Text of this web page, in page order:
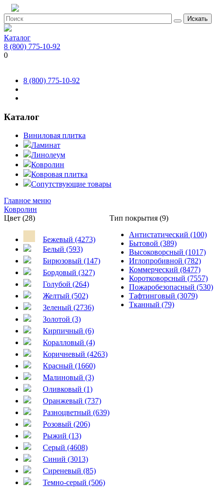
Искать
Каталог
8 (800) 775-10-92
0
8 (800) 775-10-92
Каталог
Виниловая плитка
Ламинат
Линолеум
Ковролин
Ковровая плитка
Сопутствующие товары
Главное меню
Ковролин
Цвет (28)
Бежевый (4273)
Белый (593)
Бирюзовый (147)
Бордовый (327)
Голубой (264)
Желтый (502)
Зеленый (2736)
Золотой (3)
Кирпичный (6)
Коралловый (4)
Коричневый (4263)
Красный (1660)
Малиновый (3)
Оливковый (1)
Оранжевый (737)
Разноцветный (639)
Розовый (206)
Рыжий (13)
Серый (4608)
Синий (3013)
Сиреневый (85)
Темно-серый (506)
Тип покрытия (9)
Антистатический (100)
Бытовой (389)
Высоковорсный (1017)
Иглопробивной (782)
Коммерческий (8477)
Коротковорсный (7557)
Пожаробезопасный (530)
Тафтинговый (3079)
Тканный (79)